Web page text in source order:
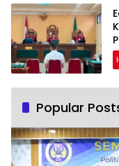
Popular